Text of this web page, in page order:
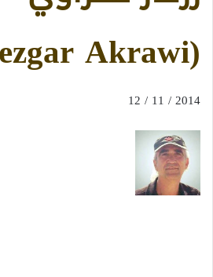
(Rezgar Akrawi)
2014 / 11 / 12